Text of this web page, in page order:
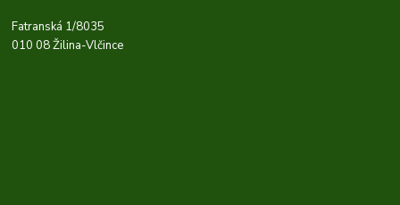
Fatranská 1/8035
010 08 Žilina-Vlčince